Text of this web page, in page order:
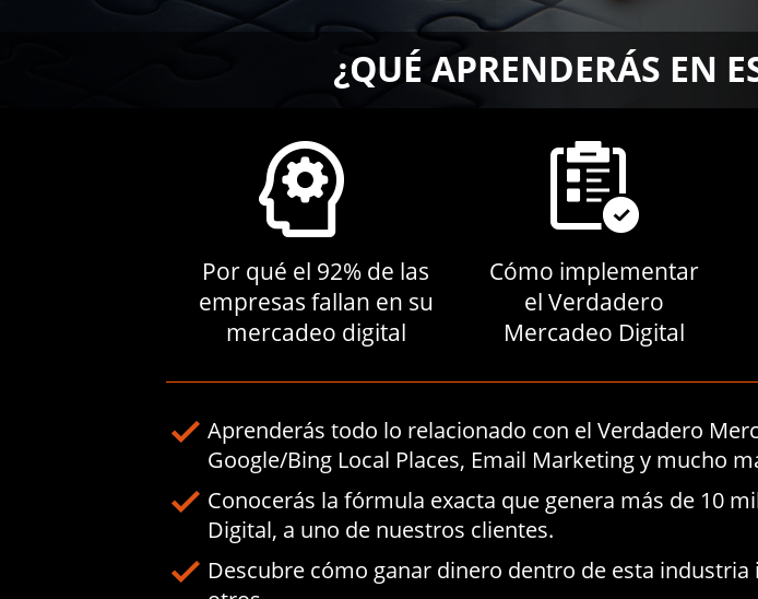
¿QUÉ APRENDERÁS EN
Por qué el 92% de las
empresas fallan en su
mercadeo digital
Cómo implementar
el Verdadero
Mercadeo Digital
Aprenderás todo lo relacionado con el Verdadero
Google/Bing Local Places, Email Marketing y mucho
Conocerás la fórmula exacta que genera más de 10
Digital, a uno de nuestros clientes.
Descubre cómo ganar dinero dentro de esta